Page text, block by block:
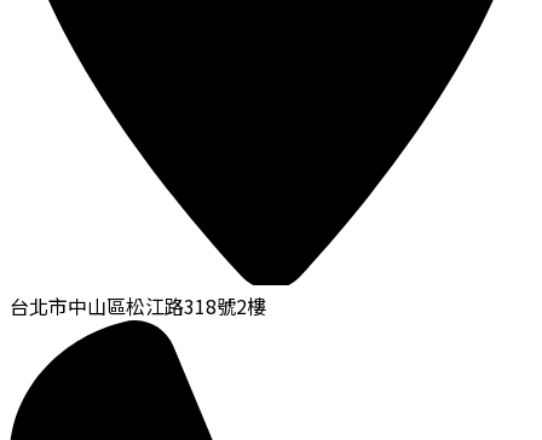
台北市中山區松江路318號2樓